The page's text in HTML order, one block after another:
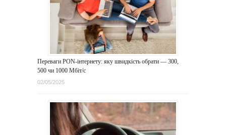
Переваги PON-інтернету: яку швидкість обрати — 300,
500 чи 1000 Мбіт/с
02/05/2025